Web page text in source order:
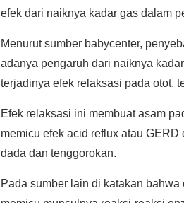
efek dari naiknya kadar gas dalam
Menurut sumber babycenter,
adanya pengaruh dari naiknya
terjadinya efek relaksasi pada otot,
Efek relaksasi ini membuat asam
memicu efek acid reflux atau
dada dan tenggorokan.
Pada sumber lain di katakan